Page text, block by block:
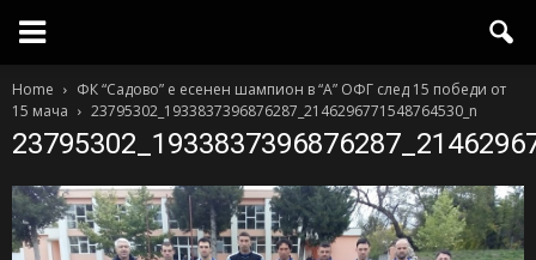
Home
ФК “Садово” е есенен шампион в “А” ОФГ след 15 победи от
15 мача
23795302_1933837396876287_2146296771548764530_n